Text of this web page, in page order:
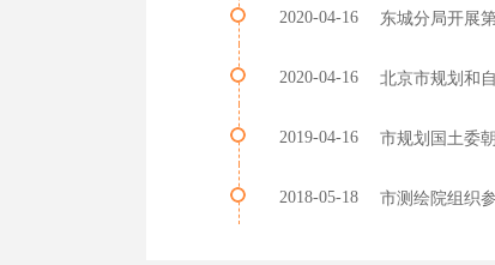
2020-04-16 东城分局开展
2020-04-16 北京市规划和
2019-04-16 市规划国土委
2018-05-18 市测绘院组织